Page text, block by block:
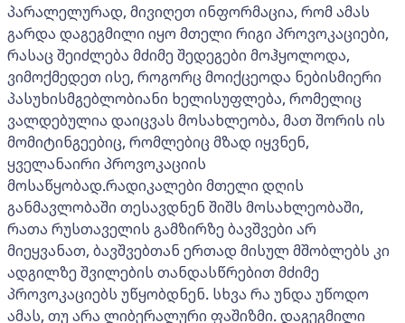
პარალელურად, მივიღეთ ინფორმაცია, რომ ამას
გარდა დაგეგმილი იყო მთელი რიგი პროვოკაციები,
რასაც შეიძლება მძიმე შედეგები მოჰყოლოდა,
ვიმოქმედეთ ისე, როგორც მოიქცეოდა ნებისმიერი
პასუხისმგებლობიანი ხელისუფლება, რომელიც
ვალდებულია დაიცვას მოსახლეობა, მათ შორის ის
მომიტინგეებიც, რომლებიც მზად იყვნენ,
ყველანაირი პროვოკაციის
მოსაწყობად.რადიკალები მთელი დღის
განმავლობაში თესავდნენ შიშს მოსახლეობაში,
რათა რუსთაველის გამზირზე ბავშვები არ
მიეყვანათ, ბავშვებთან ერთად მისულ მშობლებს კი
ადგილზე შვილების თანდასწრებით მძიმე
პროვოკაციებს უწყობდნენ. სხვა რა უნდა უწოდო
ამას, თუ არა ლიბერალური ფაშიზმი. დაგეგმილი